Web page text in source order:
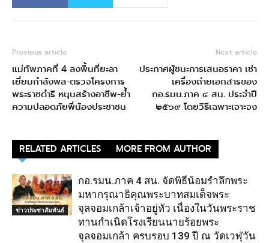
Previous article
แม่ทัพภาคที่ 4 ลงพื้นที่ยะลา
เยี่ยมกำลังพล-ตรวจโครงการ
พระราชดำริ หนุนสร้างอาชีพ-ย้ำ
ความปลอดภัยพี่น้องประชาชน
Next article
ประกาศผู้ชนะการเสนอราคา เช่า
เครื่องถ่ายเอกสารของ
กอ.รมน.ภาค ๔ สน. ประจำปี
๒๕๖๙ โดยวิธีเฉพาะเจาะจง
RELATED ARTICLES MORE FROM AUTHOR
ข่าวประชาสัมพันธ์
กอ.รมน.ภาค 4 สน. จัดพิธีน้อมรำลึกพระ
มหากรุณาธิคุณพระบาทสมเด็จพระ
จุลจอมเกล้าเจ้าอยู่หัว เนื่องในวันพระราช
ทานกำเนิดโรงเรียนนายร้อยพระ
จุลจอมเกล้า ครบรอบ 139 ปี ณ วัดเวฬุวัน